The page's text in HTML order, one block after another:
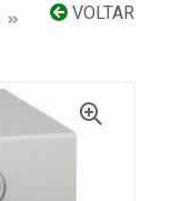
VOLTAR